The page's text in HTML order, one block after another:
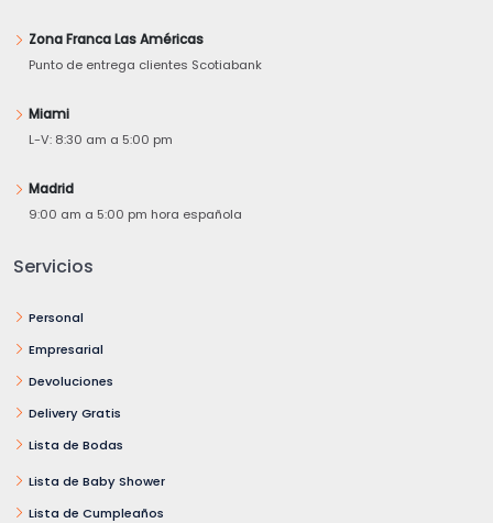
Zona Franca Las Américas
Punto de entrega clientes Scotiabank
Miami
L-V: 8:30 am a 5:00 pm
Madrid
9:00 am a 5:00 pm hora española
Servicios
Personal
Empresarial
Devoluciones
Delivery Gratis
Lista de Bodas
Lista de Baby Shower
Lista de Cumpleaños